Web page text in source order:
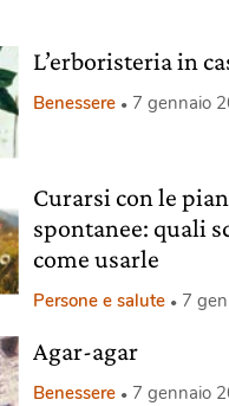
L’erboristeria in
Benessere 7 gennaio
Curarsi con le
spontanee: quali
come usarle
Persone e salute 7
Agar-agar
Benessere 7 gennaio